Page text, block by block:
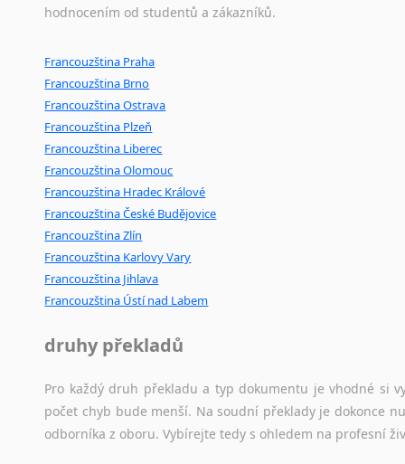
hodnocením od studentů a zákazníků.
Francouzština Praha
Francouzština Brno
Francouzština Ostrava
Francouzština Plzeň
Francouzština Liberec
Francouzština Olomouc
Francouzština Hradec Králové
Francouzština České Budějovice
Francouzština Zlín
Francouzština Karlovy Vary
Francouzština Jihlava
Francouzština Ústí nad Labem
druhy překladů
Pro každý druh překladu a typ dokumentu je vhodné si
počet chyb bude menší. Na soudní překlady je dokonce
odborníka z oboru. Vybírejte tedy s ohledem na profesní